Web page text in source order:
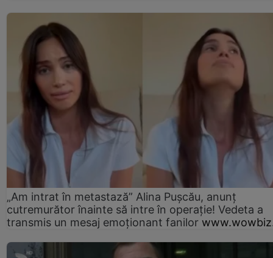
„Am intrat în metastază” Alina Pușcău, anunț
cutremurător înainte să intre în operație! Vedeta a
transmis un mesaj emoționant fanilor